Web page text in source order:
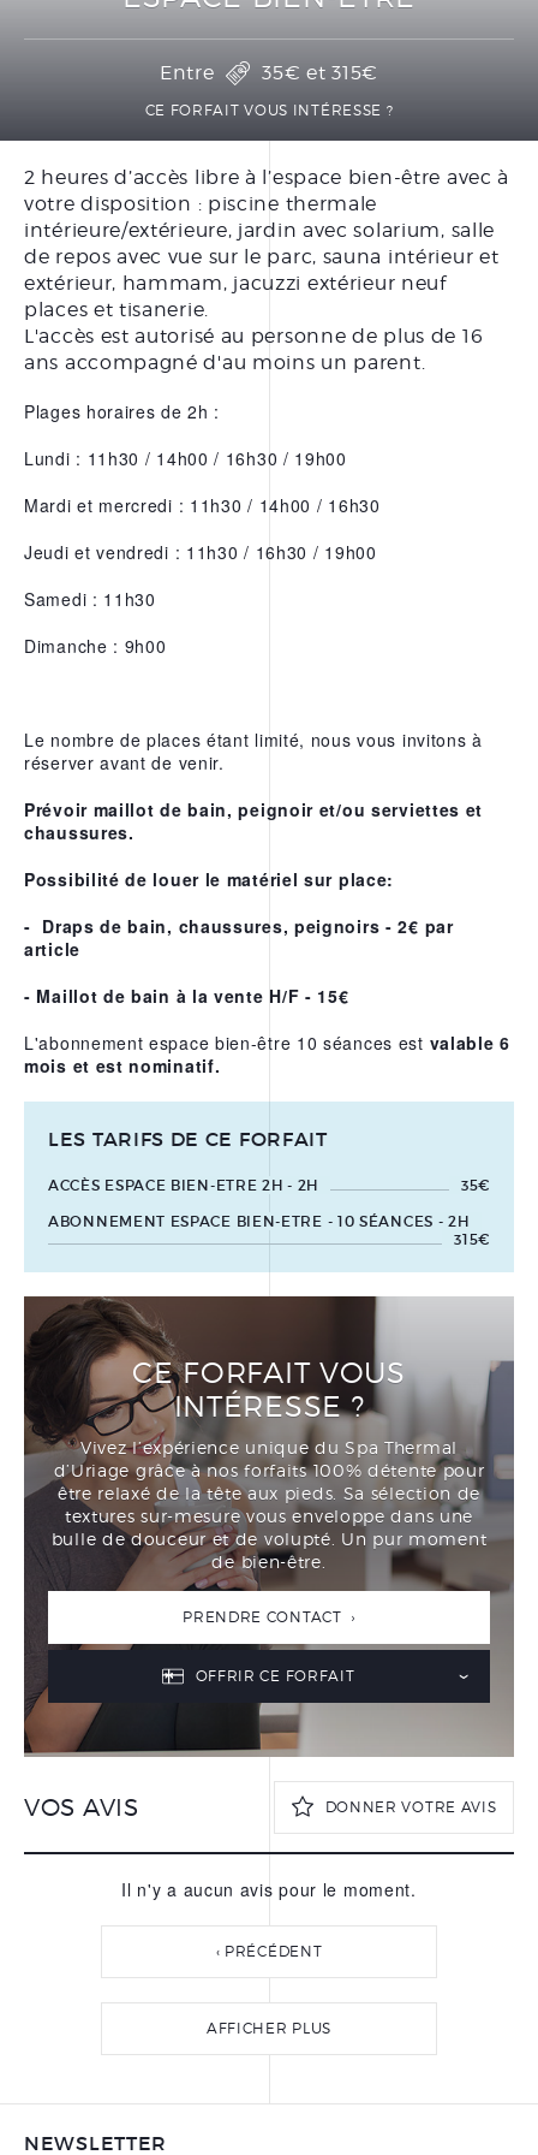
THERMALE THÉRAPEUTIQUE
DOCUMENTATIONS
BONS CADEAUX
FORFAITS
SOINS À LA CARTE
SOINS VISAGE
SOINS CORPS
LE CENTRE THERMAL
Entre 35€ et315€
CE FORFAIT VOUS INTÉRESSE ?
2 heures d’accès libre à l’espace bien-être avec à
votre disposition : piscine thermale
intérieure/extérieure, jardin avec solarium, salle
de repos avec vue sur le parc, sauna intérieur et
extérieur, hammam, jacuzzi extérieur neuf
places et tisanerie.
L'accès est autorisé au personne de plus de 16
ans accompagné d'au moins un parent.
Plages horaires de 2h :
Lundi : 11h30 / 14h00 / 16h30 / 19h00
Mardi et mercredi : 11h30 / 14h00 / 16h30
Jeudi et vendredi : 11h30 / 16h30 / 19h00
Samedi : 11h30
Dimanche : 9h00
Le nombre de places étant limité, nous vous invitons à
réserver avant de venir.
Prévoir maillot de bain, peignoir et/ou serviettes et
chaussures.
Possibilité de louer le matériel sur place:
- Draps de bain, chaussures, peignoirs - 2€ par
article
- Maillot de bain à la vente H/F - 15€
L'abonnement espace bien-être 10 séances est valable 6
mois et est nominatif.
LES TARIFS DE CE FORFAIT
ACCÈS ESPACE BIEN-ETRE 2H - 2H
35€
ABONNEMENT ESPACE BIEN-ETRE - 10 SÉANCES - 2H
315€
CE FORFAIT VOUS
INTÉRESSE ?
Vivez l’expérience unique du Spa Thermal
d’Uriage grâce à nos forfaits 100% détente pour
être relaxé de la tête aux pieds. Sa sélection de
textures sur-mesure vous enveloppe dans une
bulle de douceur et de volupté. Un pur moment
de bien-être.
PRENDRE CONTACT ›
OFFRIR CE FORFAIT
VOS AVIS DONNER VOTRE AVIS
VOTRE PRÉNOM*
Il n'y a aucun avis pour le moment.
‹ PRÉCÉDENT
AFFICHER PLUS
NEWSLETTER